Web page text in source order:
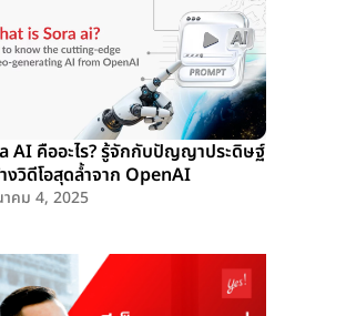
AI คืออะไร? รู้จักกับปัญญาประดิษฐ์
งวิดีโอสุดล้ำจาก OpenAI
คม 4, 2025